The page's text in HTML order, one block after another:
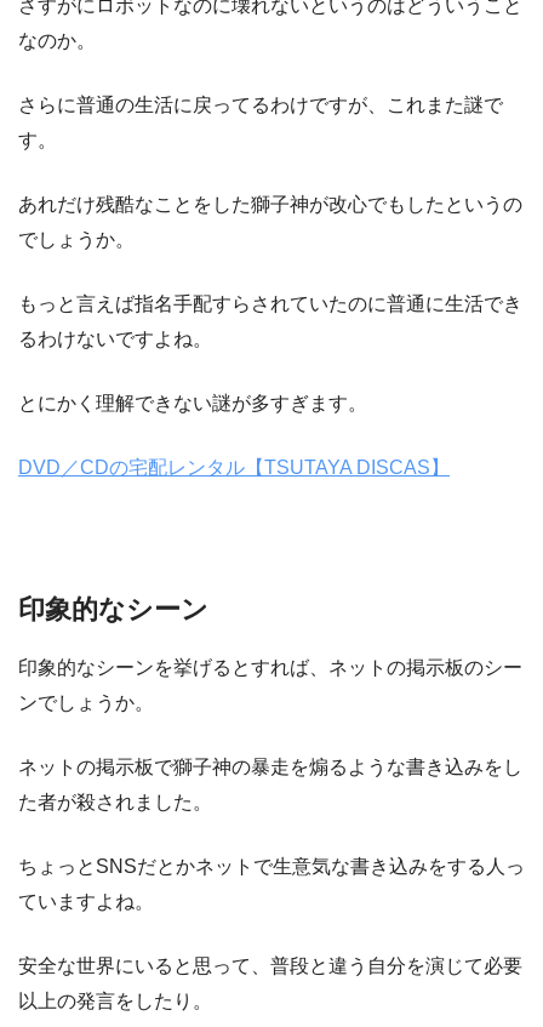
さすがにロボットなのに壊れないというのはどういうこと
なのか。
さらに普通の生活に戻ってるわけですが、これまた謎で
す。
あれだけ残酷なことをした獅子神が改心でもしたというの
でしょうか。
もっと言えば指名手配すらされていたのに普通に生活でき
るわけないですよね。
とにかく理解できない謎が多すぎます。
DVD／CDの宅配レンタル【TSUTAYA DISCAS】
印象的なシーン
印象的なシーンを挙げるとすれば、ネットの掲示板のシー
ンでしょうか。
ネットの掲示板で獅子神の暴走を煽るような書き込みをし
た者が殺されました。
ちょっとSNSだとかネットで生意気な書き込みをする人っ
ていますよね。
安全な世界にいると思って、普段と違う自分を演じて必要
以上の発言をしたり。